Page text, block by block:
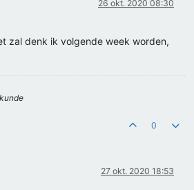
26 okt. 2020 08:30
zal denk ik volgende week worden,
0
27 okt. 2020 18:53